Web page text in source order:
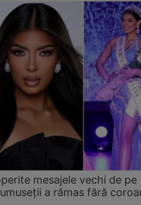
mesajele vechi de pe
a rămas fără